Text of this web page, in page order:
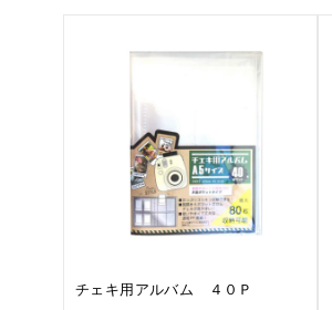
チェキ用アルバム ４０Ｐ